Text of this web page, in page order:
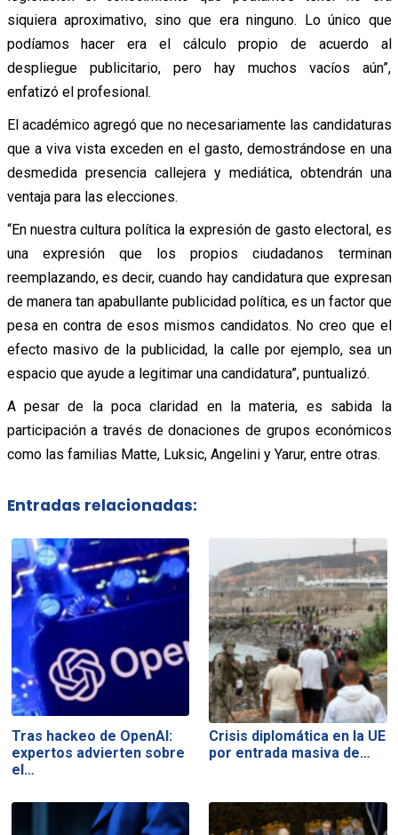
siquiera aproximativo, sino que era ninguno. Lo único que
podíamos hacer era el cálculo propio de acuerdo al
despliegue publicitario, pero hay muchos vacíos aún”,
enfatizó el profesional.
El académico agregó que no necesariamente las candidaturas
que a viva vista exceden en el gasto, demostrándose en una
desmedida presencia callejera y mediática, obtendrán una
ventaja para las elecciones.
“En nuestra cultura política la expresión de gasto electoral, es
una expresión que los propios ciudadanos terminan
reemplazando, es decir, cuando hay candidatura que expresan
de manera tan apabullante publicidad política, es un factor que
pesa en contra de esos mismos candidatos. No creo que el
efecto masivo de la publicidad, la calle por ejemplo, sea un
espacio que ayude a legitimar una candidatura”, puntualizó.
A pesar de la poca claridad en la materia, es sabida la
participación a través de donaciones de grupos económicos
como las familias Matte, Luksic, Angelini y Yarur, entre otras.
Entradas relacionadas:
Tras hackeo de OpenAI:
expertos advierten sobre
el…
Crisis diplomática en la UE
por entrada masiva de…